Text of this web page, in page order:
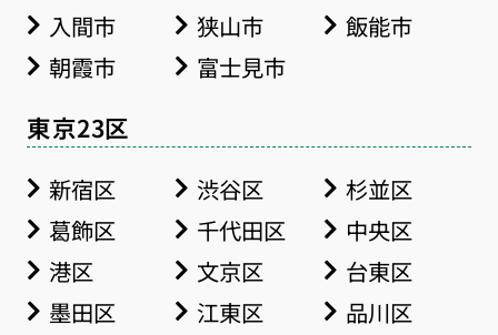
入間市
狭山市
飯能市
朝霞市
富士見市
東京23区
新宿区 渋谷区
杉並区
葛飾区
千代田区
中央区
港区
文京区
台東区
墨田区
江東区
品川区